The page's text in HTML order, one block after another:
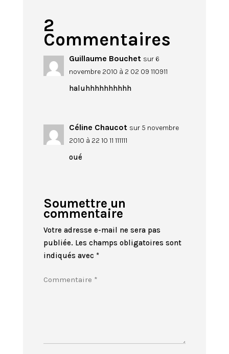
2
Commentaires
Guillaume Bouchet sur 6
novembre 2010 à 2 02 09 110911
haluhhhhhhhhhh
Céline Chaucot sur 5 novembre
2010 à 22 10 11 111111
oué
Soumettre un
commentaire
Votre adresse e-mail ne sera pas
publiée. Les champs obligatoires sont
indiqués avec *